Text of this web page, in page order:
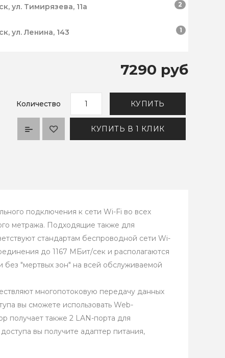
ул. Тимирязева, 11а 2
ул. Ленина, 143 1
7290 руб
Количество КУПИТЬ
КУПИТЬ В 1 КЛИК
подключения к сети Wi-Fi во всех
метража. Подходящие также для
стандартам беспроводной сети Wi-
до 1167 МБит/сек и располагаются
"мертвых зон" на всей обслуживаемой
многопотоковую передачу данных
вы сможете использовать Web-
получает также 2 LAN-порта для
вы получите адаптер питания,